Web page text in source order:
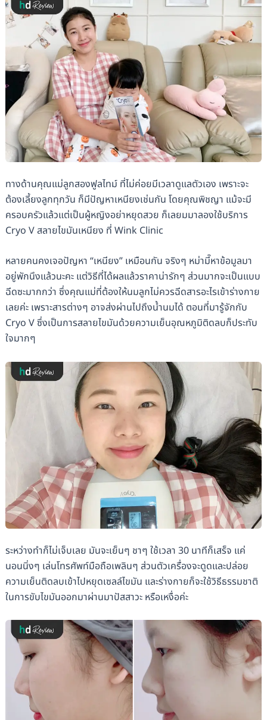
ทางด้านคุณแม่ลูกสองฟูลไทม์ ที่ไม่ค่อยมีเวลาดูแลตัวเอง เพราะจะ
ต้องเลี้ยงลูกทุกวัน ก็มีปัญหาเหนียงเช่นกัน โดยคุณพิชญา แม้จะมี
ครอบครัวแล้วแต่เป็นผู้หญิงอย่าหยุดสวย ก็เลยมมาลองใช้บริการ
Cryo V สลายไขมันเหนียง ที่ Wink Clinic
หลายคนคงเจอปัญหา “เหนียง” เหมือนกัน จริงๆ หม่ามี๊หาข้อมูลมา
อยู่พักนึงแล้วนะคะ แต่วิธีที่ได้ผลแล้วราคาน่ารักๆ ส่วนมากจะเป็นแบบ
ฉีดซะมากกว่า ซึ่งคุณแม่ที่ต้องให้นมลูกไม่ควรฉีดสารอะไรเข้าร่างกาย
เลยค่ะ เพราะสารต่างๆ อาจส่งผ่านไปถึงน้ำนมได้ ตอนที่มารู้จักกับ
Cryo V ซึ่งเป็นการสลายไขมันด้วยความเย็นอุณหภูมิติดลบก็ประทับ
ใจมากๆ
ระหว่างทำก็ไม่เจ็บเลย มันจะเย็นๆ ชาๆ ใช้เวลา 30 นาทีก็เสร็จ แค่
นอนนิ่งๆ เล่นโทรศัพท์มือถือเพลินๆ ส่วนตัวเครื่องจะดูดและปล่อย
ความเย็นติดลบเข้าไปหยุดเซลล์ไขมัน และร่างกายก็จะใช้วิธีธรรมชาติ
ในการขับไขมันออกมาผ่านมาปัสสาวะ หรือเหงื่อค่ะ